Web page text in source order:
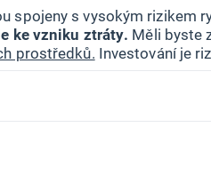
spojeny s vysokým rizikem
ke vzniku ztráty. Měli byste
prostředků. Investování je